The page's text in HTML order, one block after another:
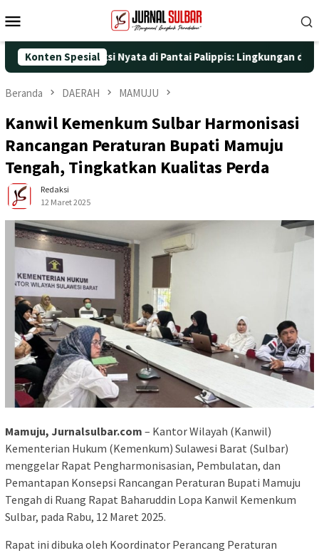
ke
Mobile
Konten Spesial
dengan Aksi Nyata di Pantai Palippis: Lingkungan dan
Beranda DAERAH MAMUJU
Kanwil Kemenkum Sulbar Harmonisasi
Rancangan Peraturan Bupati Mamuju
Tengah, Tingkatkan Kualitas Perda
Redaksi
12 Maret 2025
Mamuju, Jurnalsulbar.com – Kantor Wilayah (Kanwil)
Kementerian Hukum (Kemenkum) Sulawesi Barat (Sulbar)
menggelar Rapat Pengharmonisasian, Pembulatan, dan
Pemantapan Konsepsi Rancangan Peraturan Bupati Mamuju
Tengah di Ruang Rapat Baharuddin Lopa Kanwil Kemenkum
Sulbar, pada Rabu, 12 Maret 2025.
Rapat ini dibuka oleh Koordinator Perancang Peraturan